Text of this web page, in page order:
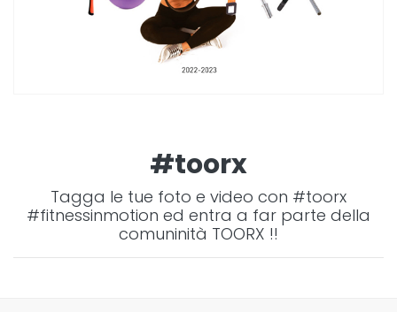
#toorx
Tagga le tue foto e video con #toorx
#fitnessinmotion ed entra a far parte della
comuninità TOORX !!